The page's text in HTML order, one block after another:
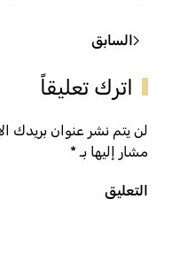
السابق
اترك تعليقاً
لن يتم نشر عنوان بريدك
مشار إليها بـ*
التعليق